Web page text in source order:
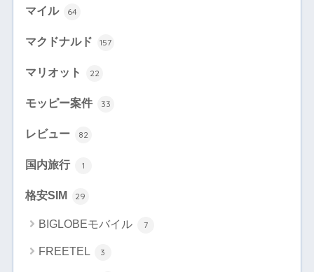
マイル 64
マクドナルド 157
マリオット 22
モッピー案件 33
レビュー 82
国内旅行 1
格安SIM 29
BIGLOBEモバイル 7
FREETEL 3